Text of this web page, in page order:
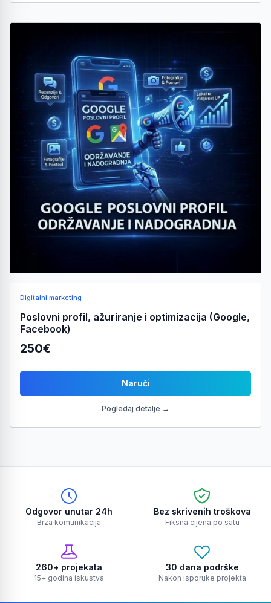
Digitalni marketing
Poslovni profil, ažuriranje i optimizacija (Google,
Facebook)
250€
Naruči
Pogledaj detalje →
Odgovor unutar 24h
Brza komunikacija
Bez skrivenih troškova
Fiksna cijena po satu
260+ projekata
15+ godina iskustva
30 dana podrške
Nakon isporuke projekta